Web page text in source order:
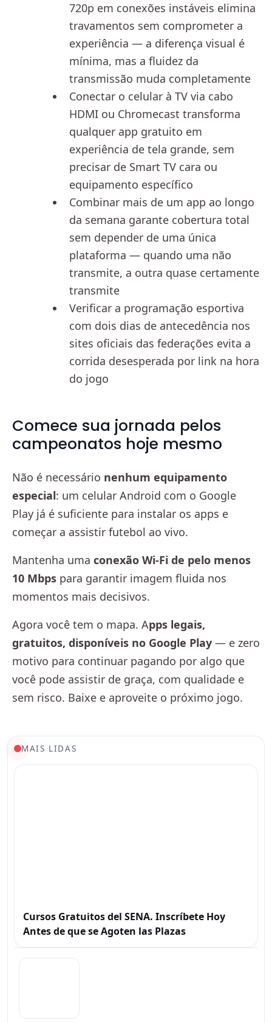
720p em conexões instáveis elimina
travamentos sem comprometer a
experiência — a diferença visual é
mínima, mas a fluidez da
transmissão muda completamente
Conectar o celular à TV via cabo
HDMI ou Chromecast transforma
qualquer app gratuito em
experiência de tela grande, sem
precisar de Smart TV cara ou
equipamento específico
Combinar mais de um app ao longo
da semana garante cobertura total
sem depender de uma única
plataforma — quando uma não
transmite, a outra quase certamente
transmite
Verificar a programação esportiva
com dois dias de antecedência nos
sites oficiais das federações evita a
corrida desesperada por link na hora
do jogo
Comece sua jornada pelos
campeonatos hoje mesmo
Não é necessário nenhum equipamento
especial: um celular Android com o Google
Play já é suficiente para instalar os apps e
começar a assistir futebol ao vivo.
Mantenha uma conexão Wi-Fi de pelo menos
10 Mbps para garantir imagem fluida nos
momentos mais decisivos.
Agora você tem o mapa. Apps legais,
gratuitos, disponíveis no Google Play — e zero
motivo para continuar pagando por algo que
você pode assistir de graça, com qualidade e
sem risco. Baixe e aproveite o próximo jogo.
MAIS LIDAS
Cursos Gratuitos del SENA. Inscríbete Hoy
Antes de que se Agoten las Plazas